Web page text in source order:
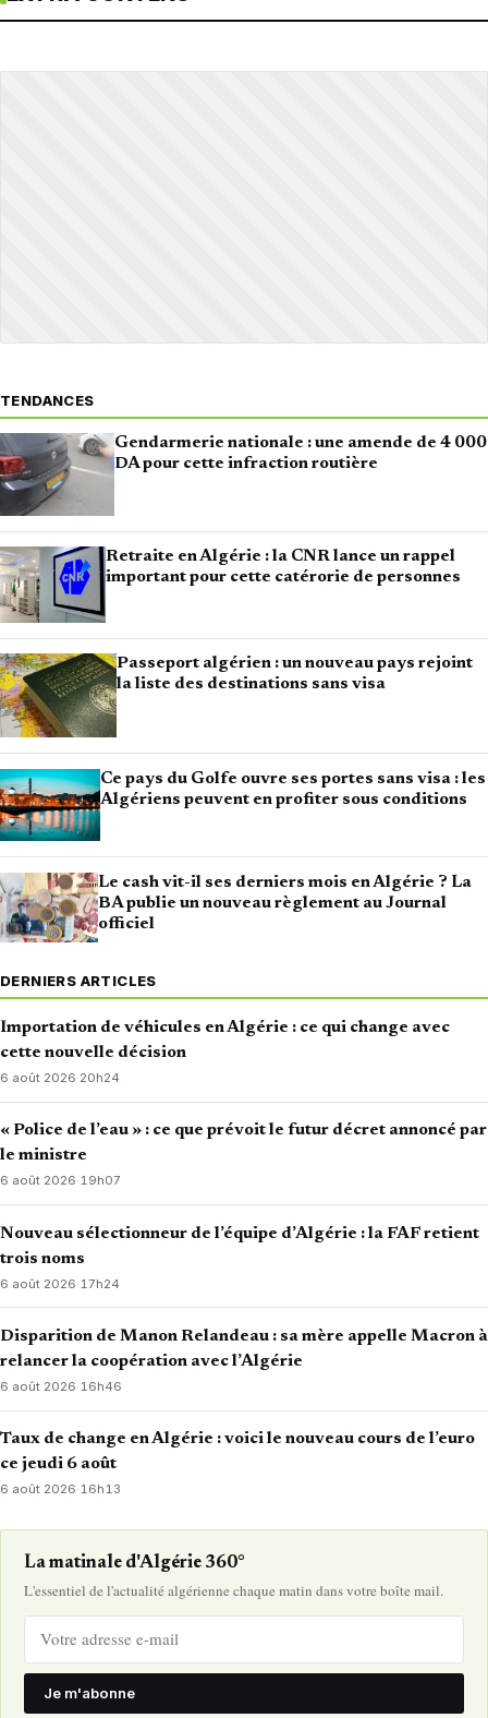
TENDANCES
Gendarmerie nationale : une amende de 4 000
DA pour cette infraction routière
Retraite en Algérie : la CNR lance un rappel
important pour cette catérorie de personnes
Passeport algérien : un nouveau pays rejoint
la liste des destinations sans visa
Ce pays du Golfe ouvre ses portes sans visa : les
Algériens peuvent en profiter sous conditions
Le cash vit-il ses derniers mois en Algérie ? La
BA publie un nouveau règlement au Journal
officiel
DERNIERS ARTICLES
Importation de véhicules en Algérie : ce qui change avec
cette nouvelle décision
6 août 2026·20h24
« Police de l’eau » : ce que prévoit le futur décret annoncé par
le ministre
6 août 2026·19h07
Nouveau sélectionneur de l’équipe d’Algérie : la FAF retient
trois noms
6 août 2026· 17h24
Disparition de Manon Relandeau : sa mère appelle Macron à
relancer la coopération avec l’Algérie
6 août 2026·16h46
Taux de change en Algérie : voici le nouveau cours de l’euro
ce jeudi 6 août
6 août 2026·16h13
La matinale d'Algérie 360°
L'essentiel de l'actualité algérienne chaque matin dans votre boîte mail.
Je m'abonne